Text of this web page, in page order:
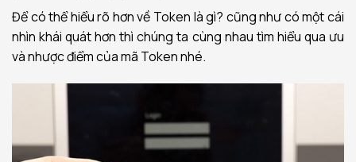
Để có thể hiểu rõ hơn về Token là gì? cũng như có một cái
nhìn khái quát hơn thì chúng ta cùng nhau tìm hiểu qua ưu
và nhược điểm của mã Token nhé.